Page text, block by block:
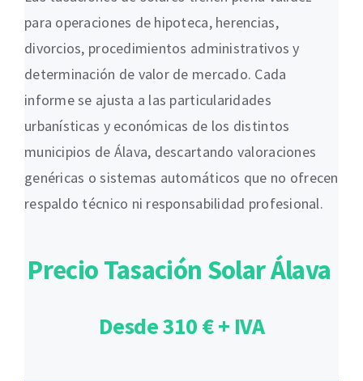
para operaciones de hipoteca, herencias,
divorcios, procedimientos administrativos y
determinación de valor de mercado. Cada
informe se ajusta a las particularidades
urbanísticas y económicas de los distintos
municipios de Álava, descartando valoraciones
genéricas o sistemas automáticos que no ofrecen
respaldo técnico ni responsabilidad profesional.
Precio Tasación Solar Álava
Desde 310 € + IVA